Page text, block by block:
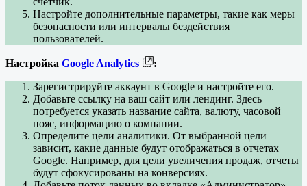
Настройте дополнительные параметры, такие как меры
безопасности или интервалы бездействия
пользователей.
Настройка Google Analytics
:
Зарегистрируйте аккаунт в Google и настройте его.
Добавьте ссылку на ваш сайт или лендинг. Здесь
потребуется указать название сайта, валюту, часовой
пояс, информацию о компании.
Определите цели аналитики. От выбранной цели
зависит, какие данные будут отображаться в отчетах
Google. Например, для цели увеличения продаж, отчеты
будут сфокусированы на конверсиях.